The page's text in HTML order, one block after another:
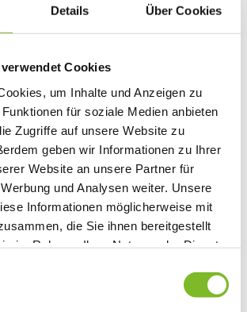
Details Über Cookies
Cookies
um Inhalte und Anzeigen zu
für soziale Medien anbieten
Zugriffe auf unsere Website zu
geben wir Informationen zu Ihrer
Website an unsere Partner für
und Analysen weiter. Unsere
Informationen möglicherweise mit
die Sie ihnen bereitgestellt
im Rahmen Ihrer Nutzung der Dienste
Union (Belgien, Bulgarien,
Färöer, Grönland), Estland, Finnland
Griechenland (außer Berg
(außer Kanalinseln), Irland,
und Campione d’Italia), Kroatien,
Luxemburg, Malta, Monaco,
außereuropäische Gebiete),
Portugal, Rumänien, Schweden,
Spanien (außer Kanarische
Melilla), Tschechische Republik,
Nordteil)) möglich.
Deutschlands und innerhalb